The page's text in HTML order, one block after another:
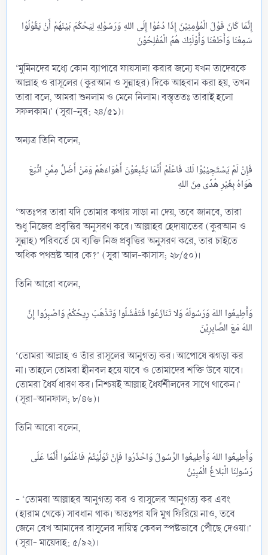
إِنَّمَا كَانَ قَوْلَ الْمُؤْمِنِيْنَ إِذَا دُعُوْا إِلَى اللهِ وَرَسُوْلِهِ لِيَحْكُمَ بَيْنَهُمْ أَنْ يَقُوْلُوْا
‘মুমিনদের মধ্যে কোন ব্যাপারে ফায়সালা করার জন্যে যখন তাদেরকে
আল্লাহ ও রাসূলের (কুরআন ও সুন্নাহর) দিকে আহবান করা হয়, তখন
তারা বলে, আমরা শুনলাম ও মেনে নিলাম। বস্ত্ততঃ তারাই হলো
সফলকাম।’ (সূরা-নূর; ২৪/৫১)।
অন্যত্র তিনি বলেন,
فَإِنْ لَمْ يَسْتَجِيْبُوْا لَكَ فَاعْلَمْ أَنَّمَا يَتَّبِعُوْنَ أَهْوَاءَهُمْ وَمَنْ أَضَلُّ مِمَّنِ اتَّبَعَ
‘অতঃপর তারা যদি তোমার কথায় সাড়া না দেয়, তবে জানবে, তারা
শুধু নিজের প্রবৃত্তির অনুসরণ করে। আল্লাহর হেদায়াতের (কুরআন ও
সুন্নাহ) পরিবর্তে যে ব্যক্তি নিজ প্রবৃত্তির অনুসরণ করে, তার চাইতে
অধিক পথভ্রষ্ট আর কে?’ (সূরা আল-কাসাস; ২৮/৫০)।
তিনি আরো বলেন,
وَأَطِيعُوا اللهَ وَرَسُولَهُ وَلا تَنَازَعُوا فَتَفْشَلُوا وَتَذْهَبَ رِيحُكُمْ وَاصْبِرُوا إِنَّ
‘তোমরা আল্লাহ ও তাঁর রাসূলের আনুগত্য কর। আপোষে ঝগড়া কর
না। তাহলে তোমরা হীনবল হয়ে যাবে ও তোমাদের শক্তি উবে যাবে।
তোমরা ধৈর্য ধারণ কর। নিশ্চয়ই আল্লাহ ধৈর্যশীলদের সাথে থাকেন।’
(সূরা-আনফাল; ৮/৪৬)।
তিনি আরো বলেন,
وَأَطِيعُوا اللهَ وَأَطِيعُوا الرَّسُولَ وَاحْذَرُوا فَإِنْ تَوَلَّيْتُمْ فَاعْلَمُوا أَنَّمَا عَلَى
- ‘তোমরা আল্লাহর আনুগত্য কর ও রাসূলের আনুগত্য কর এবং
(হারাম থেকে) সাবধান থাক। অতঃপর যদি মুখ ফিরিয়ে নাও, তবে
জেনে রেখ আমাদের রাসূলের দায়িত্ব কেবল স্পষ্টভাবে পৌঁছে দেওয়া।’
(সূরা- মায়েদাহ; ৫/৯২)।